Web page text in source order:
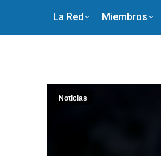
La Red Miembros
Noticias